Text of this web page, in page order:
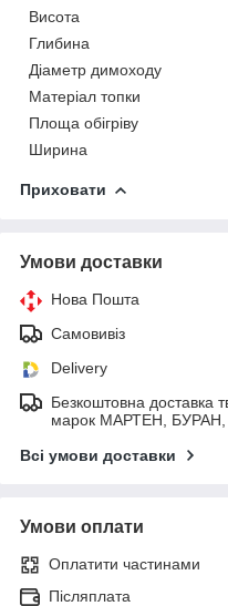
Висота
Глибина
Діаметр димоходу
Матеріал топки
Площа обігріву
Ширина
Приховати
Умови доставки
Нова Пошта
Самовивіз
Delivery
Безкоштовна доставка
марок МАРТЕН,
Всі умови доставки
Умови оплати
Оплатити частинами
Післяплата